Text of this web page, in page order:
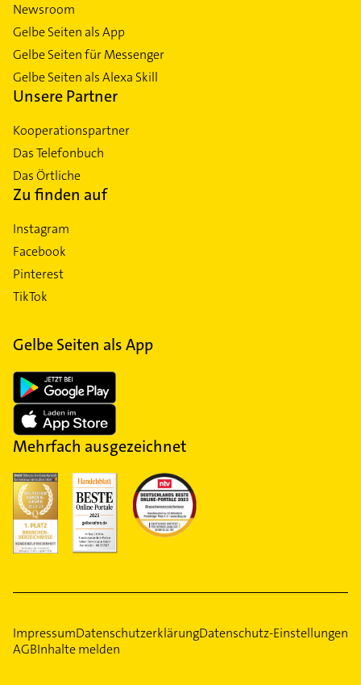
Newsroom
Gelbe Seiten als App
Gelbe Seiten für Messenger
Gelbe Seiten als Alexa Skill
Unsere Partner
Kooperationspartner
Das Telefonbuch
Das Örtliche
Zu finden auf
Instagram
Facebook
Pinterest
TikTok
Gelbe Seiten als App
Mehrfach ausgezeichnet
ImpressumDatenschutzerklärungDatenschutz-Einstellungen
AGBInhalte melden